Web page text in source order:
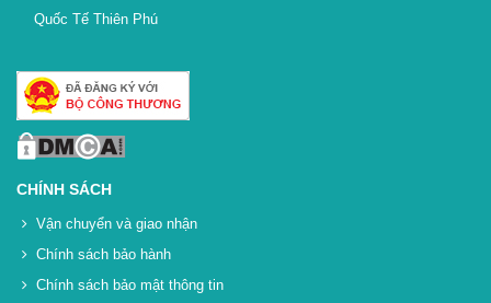
Quốc Tế Thiên Phú
CHÍNH SÁCH
Vận chuyển và giao nhận
Chính sách bảo hành
Chính sách bảo mật thông tin